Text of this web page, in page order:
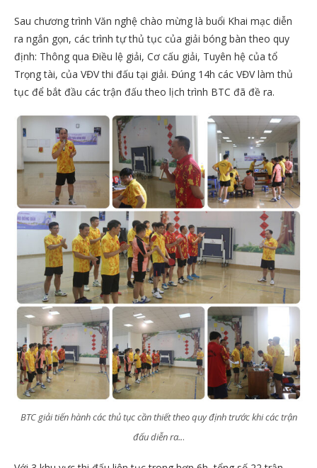
Sau chương trình Văn nghệ chào mừng là buổi Khai mạc diễn
ra ngắn gọn, các trình tự thủ tục của giải bóng bàn theo quy
định: Thông qua Điều lệ giải, Cơ cấu giải, Tuyên hệ của tổ
Trọng tài, của VĐV thi đấu tại giải. Đúng 14h các VĐV làm thủ
tục để bắt đầu các trận đấu theo lịch trình BTC đã đề ra.
BTC giải tiến hành các thủ tục cần thiết theo quy định trước khi các trận
đấu diễn ra...